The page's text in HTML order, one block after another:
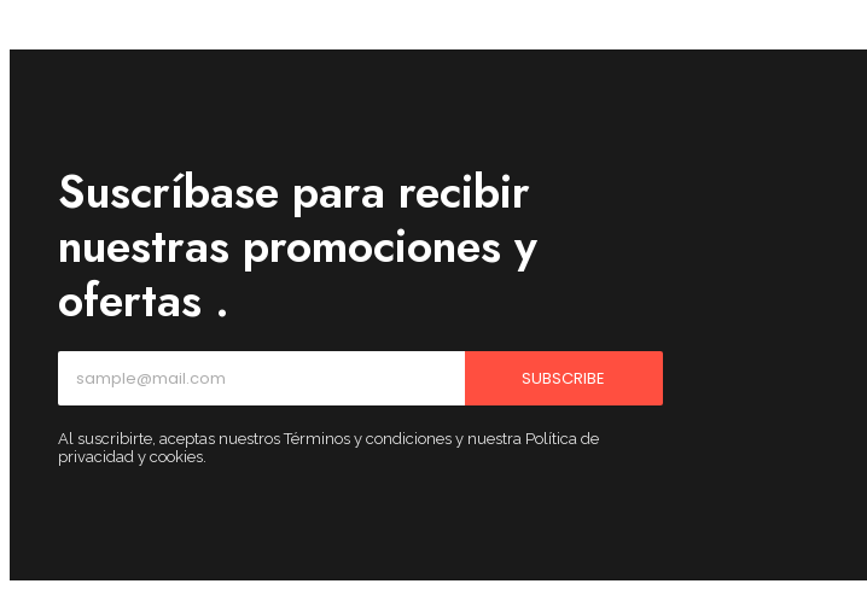
Suscríbase para recibir
nuestras promociones y
ofertas .
SUBSCRIBE
Al suscribirte, aceptas nuestros Términos y condiciones y nuestra Política de
privacidad y cookies.